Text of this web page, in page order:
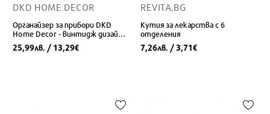
DKD HOME DECOR
Органайзер за прибори DKD
Home Decor - винтидж дизайн,
кафяво-черен метал и MDF, 25
x 18 x 6 см
25,99лв. / 13,29€
REVITA.BG
Кутия за лекарства с 6
отделения
7,26лв. / 3,71€